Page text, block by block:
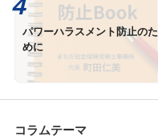
パワーハラスメント防止のた
めに
コラムテーマ